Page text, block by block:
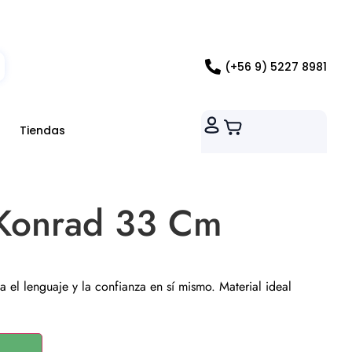
(+56 9) 5227 8981
Tiendas
33 Cm
el lenguaje y la confianza en sí mismo. Material ideal